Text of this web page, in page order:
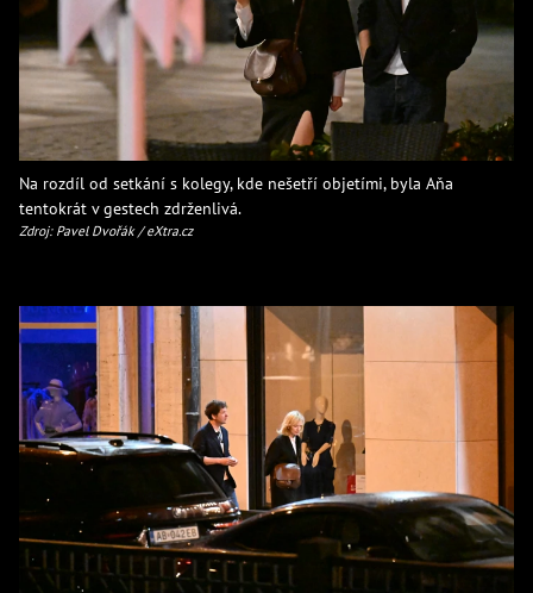
Na rozdíl od setkání s kolegy, kde nešetří objetími, byla Aňa
tentokrát v gestech zdrženlivá.
Zdroj: Pavel Dvořák / eXtra.cz